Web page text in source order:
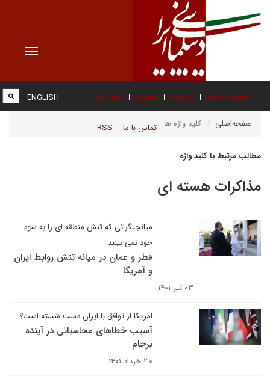
Toggle
صفحه نخست درباره ما عضویت پیوند ها
تماس با ما RSS
ENGLISH
صفحه‌اصلی کلید واژه ها
مطالب مرتبط با کلید واژه
مذاکرات هسته ای
میانجیگرانی که تنش منطقه ای را به سود
خود نمی بینند
قطر و عمان در میانه تنش روابط ایران
و آمریکا
۰۳ تیر ۱۴۰۱
امریکا از توافق با ایران دست شسته است؟
آسیب خطاهای محاسباتی در آینده
برجام
۳۰ خرداد ۱۴۰۱